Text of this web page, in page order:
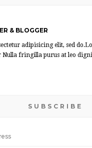
& BLOGGER
adipisicing elit, sed
Nulla fringilla purus at leo
SUBSCRIBE